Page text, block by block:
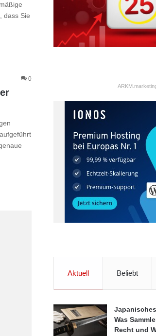
dass Sie
0
Aktuell Beliebt
Was
Recht und